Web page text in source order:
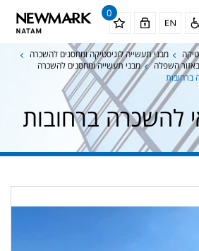
0
מבני תעשייה לוגיסטיקה ומחסנים להשכרה
השפלה
מבני תעשייה ומחסנים להשכרה
ברחובות
להשכרה ברחובות